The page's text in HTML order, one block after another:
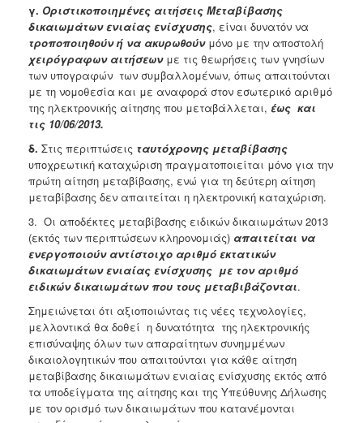
γ. Οριστικοποιημένες αιτήσεις Μεταβίβασης
δικαιωμάτων ενιαίας ενίσχυσης, είναι δυνατόν να
τροποποιηθούν ή να ακυρωθούνμόνο με την αποστολή
χειρόγραφων αιτήσεωνμε τις θεωρήσεις των γνησίων
των υπογραφών των συμβαλλομένων, όπως απαιτούνται
με τη νομοθεσία και με αναφορά στον εσωτερικό αριθμό
της ηλεκτρονικής αίτησης που μεταβάλλεται, έως και
τις 10/06/2013.
δ. Στις περιπτώσεις ταυτόχρονης μεταβίβασης
υποχρεωτική καταχώριση πραγματοποιείται μόνο για την
πρώτη αίτηση μεταβίβασης, ενώ για τη δεύτερη αίτηση
μεταβίβασης δεν απαιτείται η ηλεκτρονική καταχώριση.
3. Οι αποδέκτες μεταβίβασης ειδικών δικαιωμάτων 2013
(εκτός των περιπτώσεων κληρονομιάς) απαιτείται να
ενεργοποιούν αντίστοιχο αριθμό εκτατικών
δικαιωμάτων ενιαίας ενίσχυσης με τον αριθμό
ειδικών δικαιωμάτων που τους μεταβιβάζονται.
Σημειώνεται ότι αξιοποιώντας τις νέες τεχνολογίες,
μελλοντικά θα δοθεί η δυνατότητα της ηλεκτρονικής
επισύναψης όλων των απαραίτητων συνημμένων
δικαιολογητικών που απαιτούνται για κάθε αίτηση
μεταβίβασης δικαιωμάτων ενιαίας ενίσχυσης εκτός από
τα υποδείγματα της αίτησης και της Υπεύθυνης Δήλωσης
με τον ορισμό των δικαιωμάτων που κατανέμονται